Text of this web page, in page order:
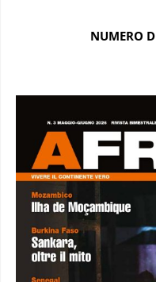
NUMERO